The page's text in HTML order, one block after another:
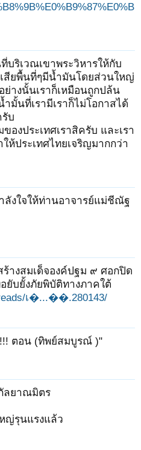
ที่บริเวณเขาพระวิหารให้กับ
เสียพื้นที่ๆมีน้ำมันโดยส่วนใหญ่
ย่างนั้นเราก็เหมือนถูกปล้น
มั้นที่เรามีเราก็ไม่โอกาสได้
บ
องประเทศเราสิครับ และเรา
ห้ประเทศไทยเจริญมากกว่า
ลังใจให้ท่านอาจารย์แม่ชีณัฐ
างสมเด็จองค์ปฐม ๙ ศอกปิด
ยับยั้งภัยพิบัติทางภาคใต้
เ�...��.280143/
ตอน (ทิพย์สมบูรณ์ )"
ลยาณมิตร
ญ่รุนแรงแล้ว